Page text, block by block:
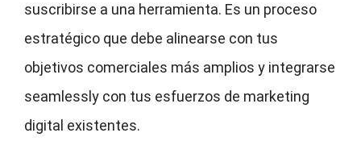
suscribirse a una herramienta. Es un proceso
estratégico que debe alinearse con tus
objetivos comerciales más amplios y integrarse
seamlessly con tus esfuerzos de marketing
digital existentes.